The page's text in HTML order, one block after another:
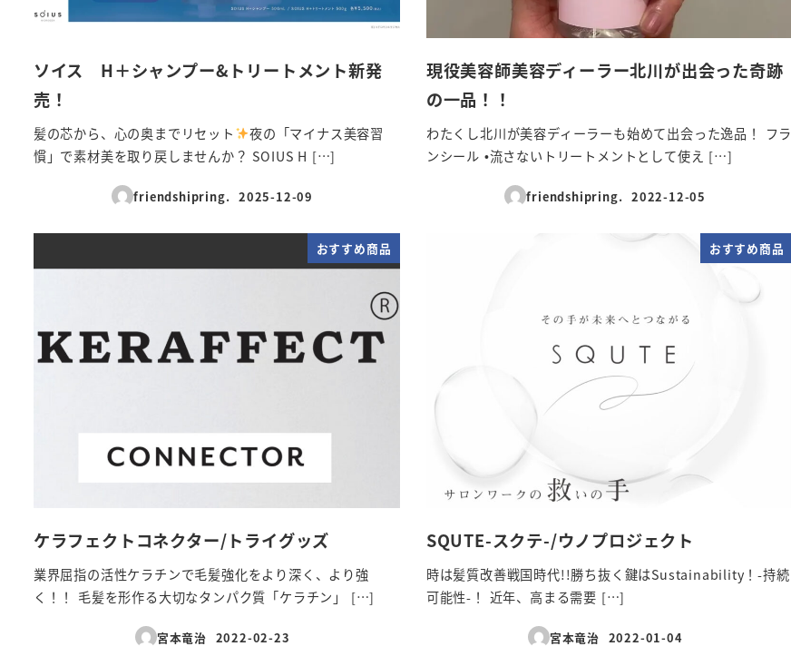
ソイス H＋シャンプー&トリートメント新発
売！
髪の芯から、心の奥までリセット
夜の「マイナス美容習
慣」で素材美を取り戻しませんか？ SOIUS H […]
friendshipring.
投稿日
2025-12-09
現役美容師美容ディーラー北川が出会った奇跡
の一品！！
わたくし北川が美容ディーラーも始めて出会った逸品！ フラ
ンシール •流さないトリートメントとして使え […]
friendshipring.
投稿日
2022-12-05
おすすめ商品
ケラフェクトコネクター/トライグッズ
業界屈指の活性ケラチンで毛髪強化をより深く、より強
く！！ 毛髪を形作る大切なタンパク質「ケラチン」 […]
宮本竜治
投稿日
2022-02-23
おすすめ商品
SQUTE-スクテ-/ウノプロジェクト
時は髪質改善戦国時代!!勝ち抜く鍵はSustainability！-持続
可能性-！ 近年、高まる需要 […]
宮本竜治
投稿日
2022-01-04